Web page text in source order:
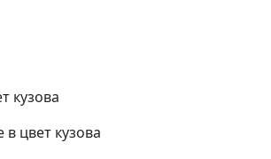
кузова
цвет кузова